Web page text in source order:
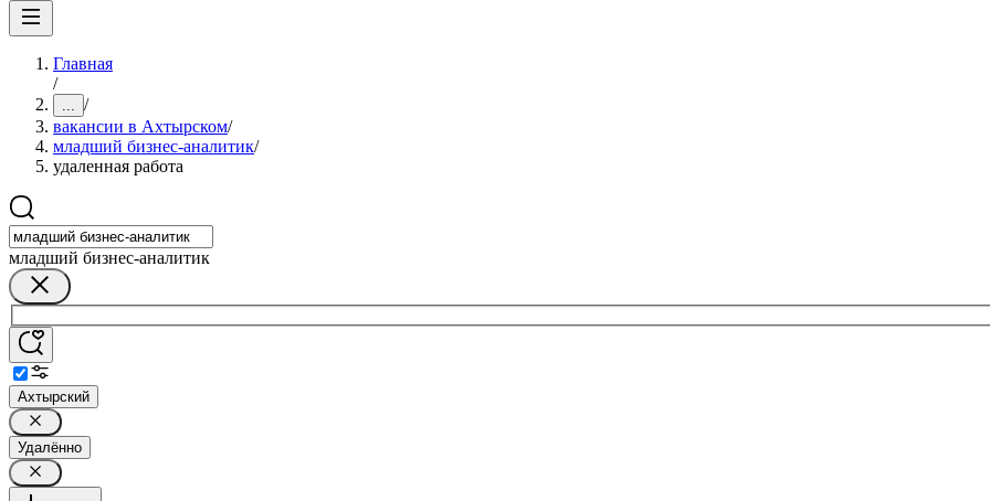
Главная
/
... /
вакансии в Ахтырском/
младший бизнес-аналитик/
удаленная работа
младший бизнес-аналитик
Ахтырский
Удалённо